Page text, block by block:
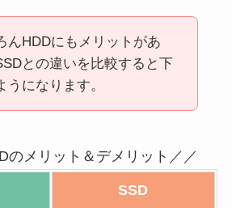
んHDDにもメリットがあ
との違いを比較すると下
うになります。
のメリット＆デメリット／／
SSD